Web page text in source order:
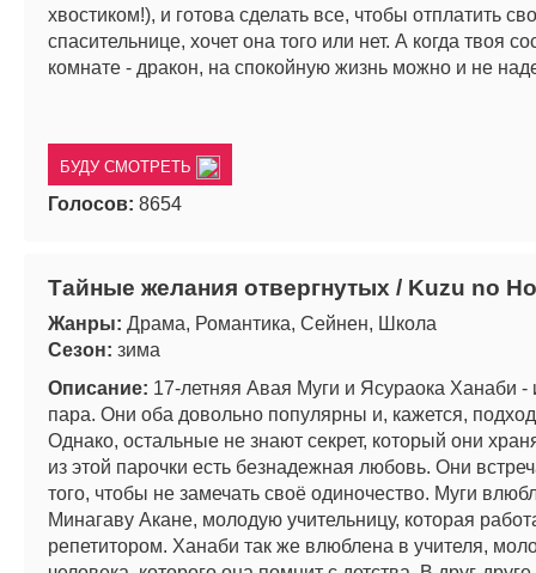
хвостиком!), и готова сделать все, чтобы отплатить
спасительнице, хочет она того или нет. А когда твоя
комнате - дракон, на спокойную жизнь можно и не
БУДУ СМОТРЕТЬ
Голосов: 8654
Тайные желания отвергнутых / Kuzu no
Жанры: Драма, Романтика, Сейнен, Школа
Сезон: зима
Описание: 17-летняя Авая Муги и Ясураока Ханаби -
пара. Они оба довольно популярны и, кажется,
Однако, остальные не знают секрет, который они
из этой парочки есть безнадежная любовь. Они
того, чтобы не замечать своё одиночество. Муги
Минагаву Акане, молодую учительницу, которая
репетитором. Ханаби так же влюблена в учителя,